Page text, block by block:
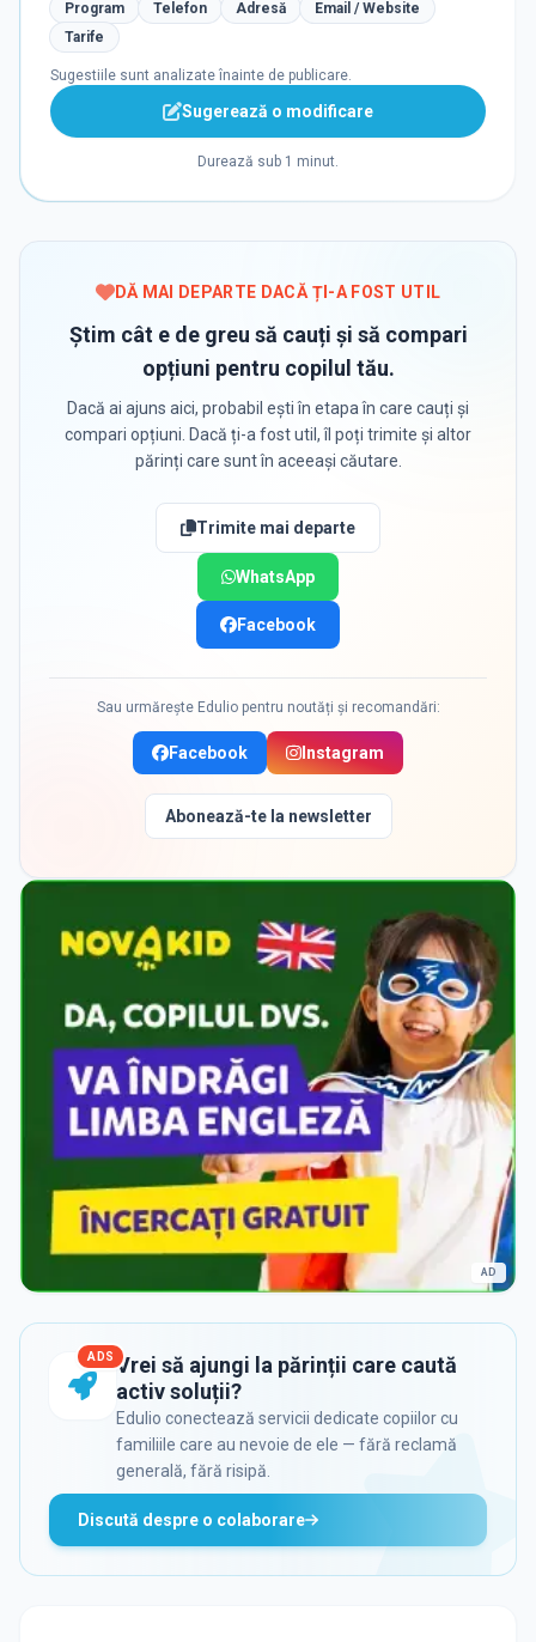
Program Telefon Adresă
Email / Website
Tarife
Sugestiile sunt analizate înainte de publicare.
Sugerează o modificare
Durează sub 1 minut.
DĂ MAI DEPARTE DACĂ ȚI-A FOST UTIL
Știm cât e de greu să cauți și să compari
opțiuni pentru copilul tău.
Dacă ai ajuns aici, probabil ești în etapa în care cauți și
compari opțiuni. Dacă ți-a fost util, îl poți trimite și altor
părinți care sunt în aceeași căutare.
Trimite mai departe
WhatsApp
Facebook
Sau urmărește Edulio pentru noutăți și recomandări:
Facebook Instagram
Abonează-te la newsletter
AD
ADS Vrei să ajungi la părinții care caută
activ soluții?
Edulio conectează servicii dedicate copiilor cu
familiile care au nevoie de ele — fără reclamă
generală, fără risipă.
Discută despre o colaborare